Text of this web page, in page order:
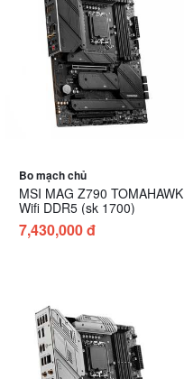
Bo mạch chủ
MSI MAG Z790 TOMAHAWK
Wifi DDR5 (sk 1700)
7,430,000 đ